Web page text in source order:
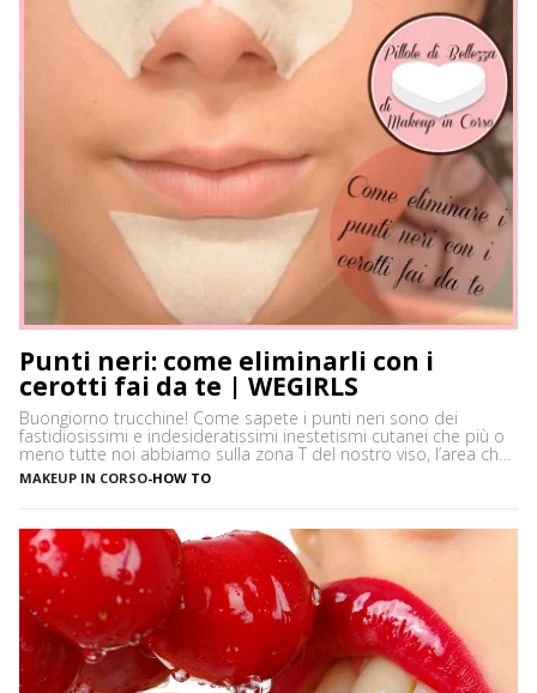
Punti neri: come eliminarli con i
cerotti fai da te | WEGIRLS
Buongiorno trucchine! Come sapete i punti neri sono dei
fastidiosissimi e indesideratissimi inestetismi cutanei che più o
meno tutte noi abbiamo sulla zona T del nostro viso, l’area che
è più spesso vittima di impurità e alterazioni del pH della pelle,
soprattutto se si ha la pelle grassa e non si usano prodotti
MAKEUP IN CORSO-HOW TO